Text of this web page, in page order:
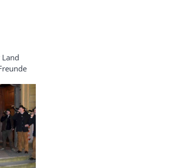
Land